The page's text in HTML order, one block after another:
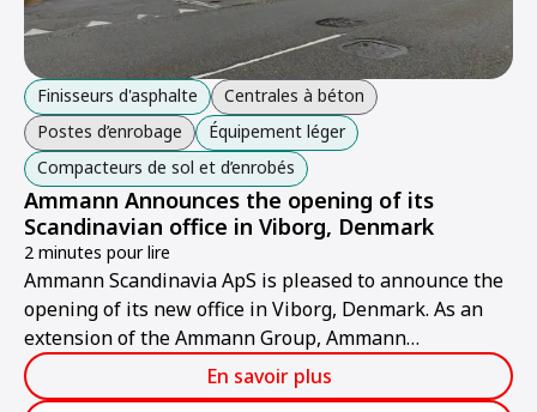
Finisseurs d'asphalte
Centrales à béton
Postes d’enrobage
Équipement léger
Compacteurs de sol et d’enrobés
Ammann Announces the opening of its
Scandinavian office in Viborg, Denmark
2 minutes pour lire
Ammann Scandinavia ApS is pleased to announce the
opening of its new office in Viborg, Denmark. As an
extension of the Ammann Group, Ammann
Scandinavia will offer industry-leading expertise in
service, retrofit solutions, and efficient handling of
En savoir plus